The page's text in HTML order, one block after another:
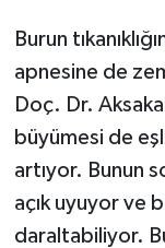
Burun
apnesine de
Doç. Dr.
büyümesi de
artıyor. Bunun
açık uyuyor ve
daraltabiliyor.